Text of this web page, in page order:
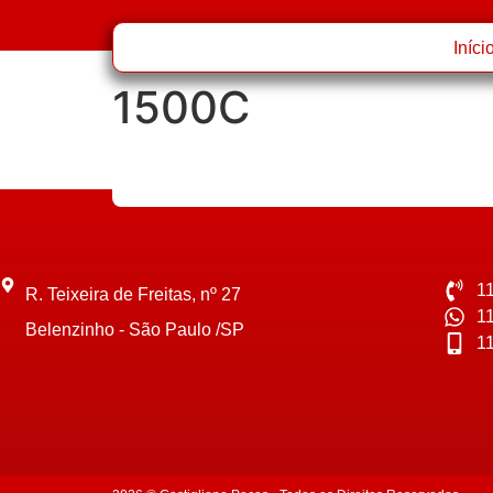
1500C
R. Teixeira de Freitas, nº 27
Belenzinho - São Paulo /SP